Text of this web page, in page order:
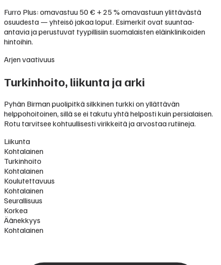
Furro Plus: omavastuu 50 € + 25 % omavastuun ylittävästä
osuudesta — yhteisö jakaa loput. Esimerkit ovat suuntaa-
antavia ja perustuvat tyypillisiin suomalaisten eläinklinikoiden
hintoihin.
Arjen vaativuus
Turkinhoito, liikunta ja arki
Pyhän Birman puolipitkä silkkinen turkki on yllättävän
helppohoitoinen, sillä se ei takutu yhtä helposti kuin persialaisen.
Rotu tarvitsee kohtuullisesti virikkeitä ja arvostaa rutiineja.
Liikunta
Kohtalainen
Turkinhoito
Kohtalainen
Koulutettavuus
Kohtalainen
Seurallisuus
Korkea
Äänekkyys
Kohtalainen